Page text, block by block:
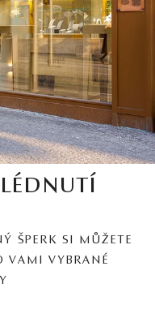
ŠPERK SI MŮŽETE
VAMI VYBRANÉ